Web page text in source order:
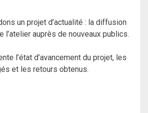
un projet d’actualité : la diffusion
l’atelier auprès de nouveaux publics.
l’état d’avancement du projet, les
et les retours obtenus.